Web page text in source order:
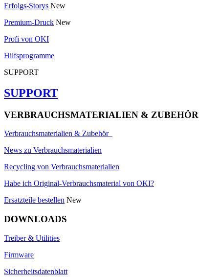
Erfolgs-Storys New
Premium-Druck New
Profi von OKI
Hilfsprogramme
SUPPORT
SUPPORT
VERBRAUCHSMATERIALIEN & ZUBEHÖR
Verbrauchsmaterialien & Zubehör
News zu Verbrauchsmaterialien
Recycling von Verbrauchsmaterialien
Habe ich Original-Verbrauchsmaterial von OKI?
Ersatzteile bestellen New
DOWNLOADS
Treiber & Utilities
Firmware
Sicherheitsdatenblatt